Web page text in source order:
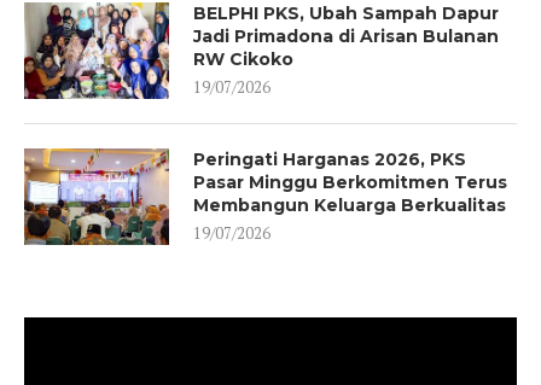
BELPHI PKS, Ubah Sampah Dapur
Jadi Primadona di Arisan Bulanan
RW Cikoko
19/07/2026
Peringati Harganas 2026, PKS
Pasar Minggu Berkomitmen Terus
Membangun Keluarga Berkualitas
19/07/2026